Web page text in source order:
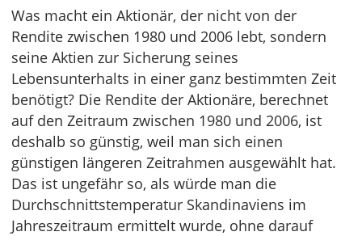
Was macht ein Aktionär, der nicht von der
Rendite zwischen 1980 und 2006 lebt, sondern
seine Aktien zur Sicherung seines
Lebensunterhalts in einer ganz bestimmten Zeit
benötigt? Die Rendite der Aktionäre, berechnet
auf den Zeitraum zwischen 1980 und 2006, ist
deshalb so günstig, weil man sich einen
günstigen längeren Zeitrahmen ausgewählt hat.
Das ist ungefähr so, als würde man die
Durchschnittstemperatur Skandinaviens im
Jahreszeitraum ermittelt wurde, ohne darauf